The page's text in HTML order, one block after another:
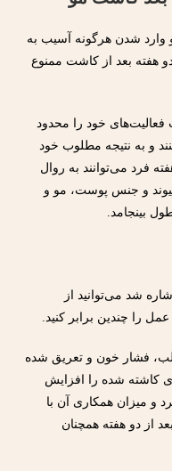
وارد شدن هرگونه آسیب به
هفته بعد از کاشت ممنوع
فعالیت‌های خود را محدود
و به نتیجه مطلوب خود
یابید. بیشتر افراد بعد از گذشت 4 هفته فرد می‌توانند به روال
و جنس پوست، مو و
بینجامد.
شد می‌توانید از
را چندین برابر کنید.
فشار خون و تعریق شده
کاشته شده را افزایش
و میزان همکاری آن با
دو هفته همچنان